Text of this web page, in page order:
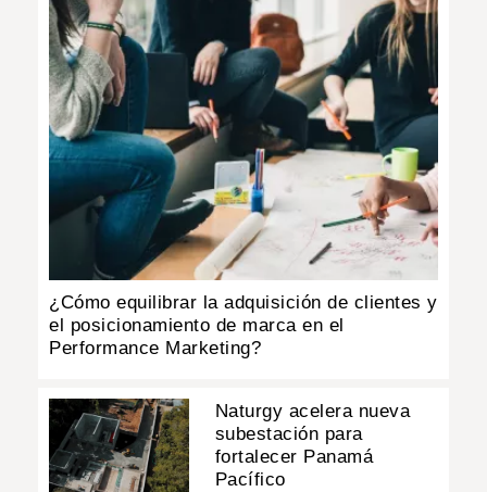
¿Cómo equilibrar la adquisición de clientes y
el posicionamiento de marca en el
Performance Marketing?
Naturgy acelera nueva
subestación para
fortalecer Panamá
Pacífico